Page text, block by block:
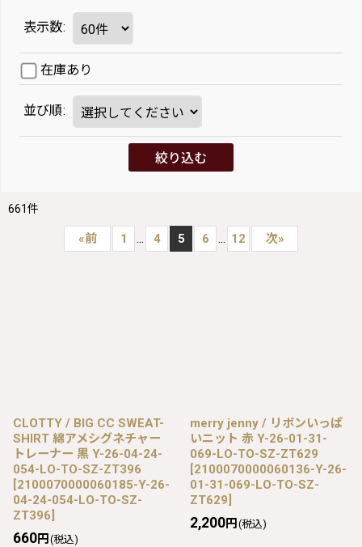
表示数:
在庫あり
並び順:
絞り込む
661件
«前 1 ... 4 5 6 ... 12 次»
CLOTTY / BIG CC SWEAT-
SHIRT 綿アメシグネチャー
トレーナー 黒 Y-26-04-24-
054-LO-TO-SZ-ZT396
[2100070000060185-Y-26-
04-24-054-LO-TO-SZ-
ZT396]
660円 (税込)
merry jenny / リボンいっぱ
いニット 赤 Y-26-01-31-
069-LO-TO-SZ-ZT629
[2100070000060136-Y-26-
01-31-069-LO-TO-SZ-
ZT629]
2,200円 (税込)